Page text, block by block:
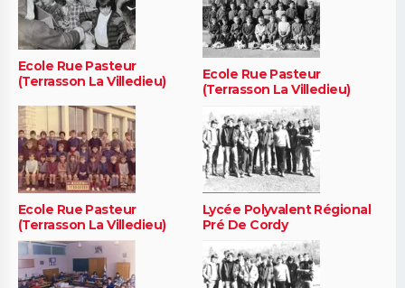
Ecole Rue Pasteur
(Terrasson La Villedieu)
Ecole Rue Pasteur
(Terrasson La Villedieu)
Ecole Rue Pasteur
(Terrasson La Villedieu)
Lycée Polyvalent Régional
Pré De Cordy